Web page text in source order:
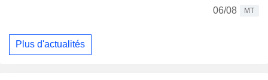
06/08
MT
Plus d'actualités